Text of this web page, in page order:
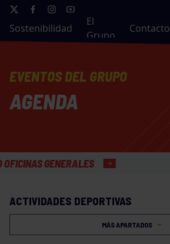
Sostenibilidad
El
Grupo
Contacto
EVENTOS DEL GRUPO
AGENDA
GENERALES
ACTIVIDADES DEPORTIVAS
MÁS APARTADOS